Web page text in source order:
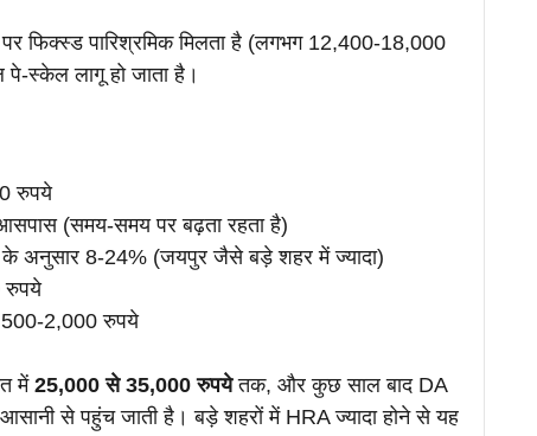
फिक्स्ड पारिश्रमिक मिलता है (लगभग 12,400-18,000
स्केल लागू हो जाता है।
रुपये
(समय-समय पर बढ़ता रहता है)
अनुसार 8-24% (जयपुर जैसे बड़े शहर में ज्यादा)
रुपये
2,000 रुपये
में25,000 से 35,000 रुपयेतक, और कुछ साल बाद DA
से पहुंच जाती है। बड़े शहरों में HRA ज्यादा होने से यह